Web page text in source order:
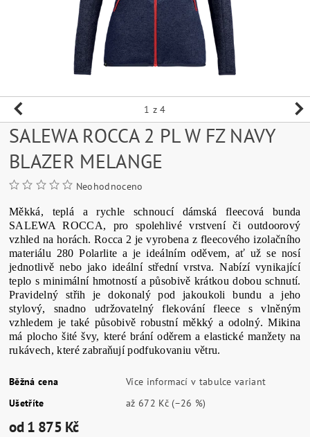
1 z 4
SALEWA ROCCA 2 PL W FZ NAVY
BLAZER MELANGE
Neohodnoceno
Měkká, teplá a rychle schnoucí dámská fleecová bunda
SALEWA ROCCA, pro spolehlivé vrstvení či outdoorový
vzhled na horách. Rocca 2 je vyrobena z fleecového izolačního
materiálu 280 Polarlite a je ideálním oděvem, ať už se nosí
jednotlivě nebo jako ideální střední vrstva. Nabízí vynikající
teplo s minimální hmotností a působivě krátkou dobou schnutí.
Pravidelný střih je dokonalý pod jakoukoli bundu a jeho
stylový, snadno udržovatelný flekování fleece s vlněným
vzhledem je také působivě robustní měkký a odolný. Mikina
má plocho šité švy, které brání oděrem a elastické manžety na
rukávech, které zabraňují podfukovaniu větru.
Běžná cena
Více informací v tabulce variant
Ušetříte
až 672 Kč(–26 %)
od 1 875 Kč